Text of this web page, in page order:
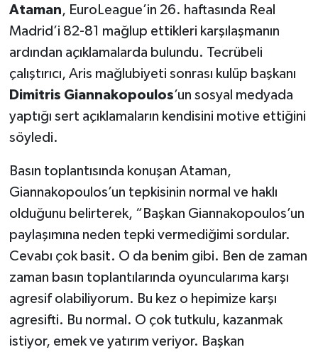
Ataman, EuroLeague’in 26. haftasında Real
Madrid’i 82-81 mağlup ettikleri karşılaşmanın
ardından açıklamalarda bulundu. Tecrübeli
çalıştırıcı, Aris mağlubiyeti sonrası kulüp başkanı
Dimitris Giannakopoulos’un sosyal medyada
yaptığı sert açıklamaların kendisini motive ettiğini
söyledi.
Basın toplantısında konuşan Ataman,
Giannakopoulos’un tepkisinin normal ve haklı
olduğunu belirterek, “Başkan Giannakopoulos’un
paylaşımına neden tepki vermediğimi sordular.
Cevabı çok basit. O da benim gibi. Ben de zaman
zaman basın toplantılarında oyuncularıma karşı
agresif olabiliyorum. Bu kez o hepimize karşı
agresifti. Bu normal. O çok tutkulu, kazanmak
istiyor, emek ve yatırım veriyor. Başkan
Türkiye Basketbol Ligi
Kadınlar Basketbol Ligi
Diğer Basketbol Ligleri
Formula 1
Atletizm
Hentbol
At Yarışı
Boks